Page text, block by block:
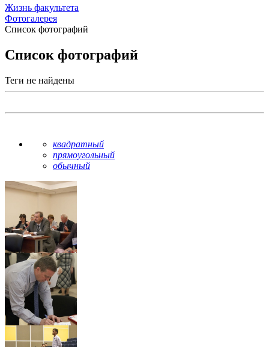
Жизнь факультета
Фотогалерея
Список фотографий
Список фотографий
Теги не найдены
квадратный
прямоугольный
обычный